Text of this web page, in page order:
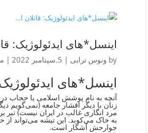
اینسل*های ایدئولوژیک:
by ونوس ترابی | 5.سپتامبر 2022 |
اینسل*های
مرد انگاری غالب در ایران نیست)
به خاک می‌کوبد. این تیشه می‌تواند
جوارحش آشکار است.